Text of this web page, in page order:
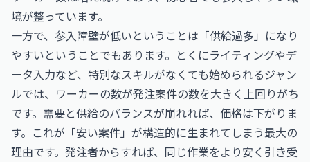
境が整っています。
一方で、参入障壁が低いということは「供給過多」になり
やすいということでもあります。とくにライティングやデ
ータ入力など、特別なスキルがなくても始められるジャン
ルでは、ワーカーの数が発注案件の数を大きく上回りがち
です。需要と供給のバランスが崩れれば、価格は下がりま
す。これが「安い案件」が構造的に生まれてしまう最大の
理由です。発注者からすれば、同じ作業をより安く引き受